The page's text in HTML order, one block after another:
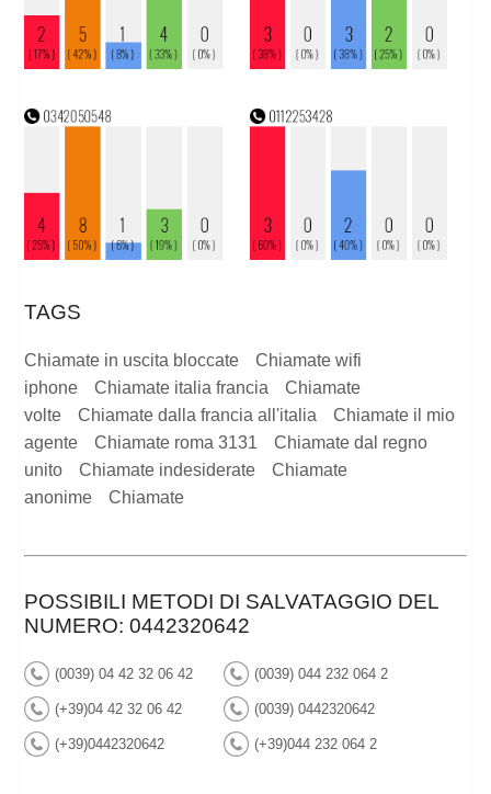
TAGS
Chiamate in uscita bloccate
Chiamate wifi
iphone
Chiamate italia francia
Chiamate
volte
Chiamate dalla francia all'italia
Chiamate il mio
agente
Chiamate roma 3131
Chiamate dal regno
unito
Chiamate indesiderate
Chiamate
anonime
Chiamate
POSSIBILI METODI DI SALVATAGGIO DEL
NUMERO: 0442320642
(0039) 04 42 32 06 42 (0039) 044 232 064 2
(+39)04 42 32 06 42 (0039) 0442320642
(+39)0442320642 (+39)044 232 064 2